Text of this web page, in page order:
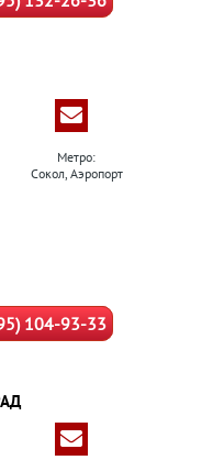
Метро:
Сокол, Аэропорт
104-93-33